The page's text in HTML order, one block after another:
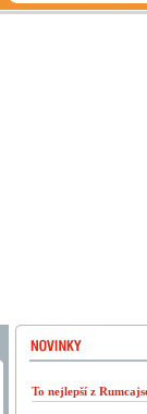
To nejlepší z